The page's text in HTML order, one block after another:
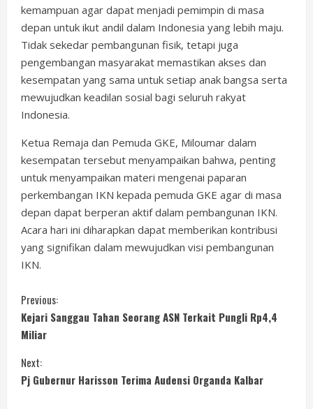
kemampuan agar dapat menjadi pemimpin di masa
depan untuk ikut andil dalam Indonesia yang lebih maju.
Tidak sekedar pembangunan fisik, tetapi juga
pengembangan masyarakat memastikan akses dan
kesempatan yang sama untuk setiap anak bangsa serta
mewujudkan keadilan sosial bagi seluruh rakyat
Indonesia.
Ketua Remaja dan Pemuda GKE, Miloumar dalam
kesempatan tersebut menyampaikan bahwa, penting
untuk menyampaikan materi mengenai paparan
perkembangan IKN kepada pemuda GKE agar di masa
depan dapat berperan aktif dalam pembangunan IKN.
Acara hari ini diharapkan dapat memberikan kontribusi
yang signifikan dalam mewujudkan visi pembangunan
IKN.
C
o
n
t
Previous:
Kejari Sanggau Tahan Seorang ASN Terkait Pungli Rp4,4
Miliar
Next:
Pj Gubernur Harisson Terima Audensi Organda Kalbar